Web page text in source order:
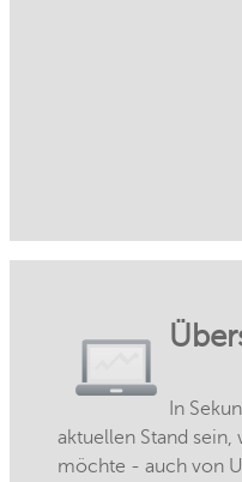
In
aktuellen Stand
möchte - auch von